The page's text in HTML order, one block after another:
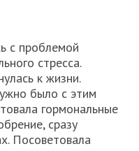
с проблемой
стресса.
к жизни.
было с этим
гормональные
сразу
Посоветовала